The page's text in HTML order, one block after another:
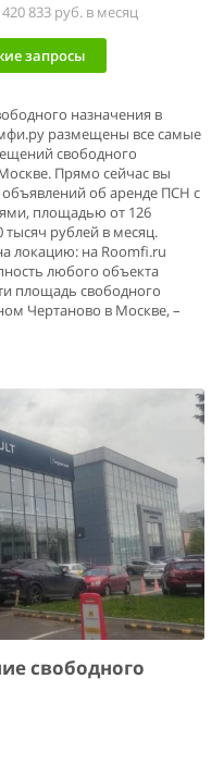
833 руб. в месяц
запросы
назначения в
размещены все самые
свободного
Прямо сейчас вы
об аренде ПСН с
площадью от 126
тысяч рублей в месяц.
локацию: на Roomfi.ru
любого объекта
площадь свободного
Чертаново в Москве, –
свободного